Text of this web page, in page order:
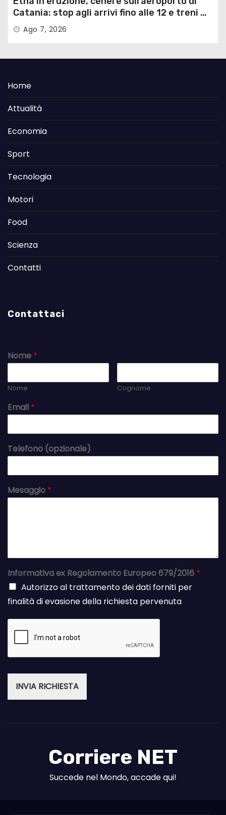
Catania: stop agli arrivi fino alle 12 e treni …
Ago 7, 2026
Home
Attualità
Economia
Sport
Tecnologia
Motori
Food
Scienza
Contatti
Contattaci
Nome *
Nome Cognome
Email *
Telefono (opzionale)
Mesaggio *
Informativa ex Regolamento Europeo 679/2016 *
Autorizzo al trattamento dei dati forniti per
finalità di evasione della richiesta pervenuta
INVIA RICHIESTA
Corriere NET
Succede nel Mondo, accade qui!